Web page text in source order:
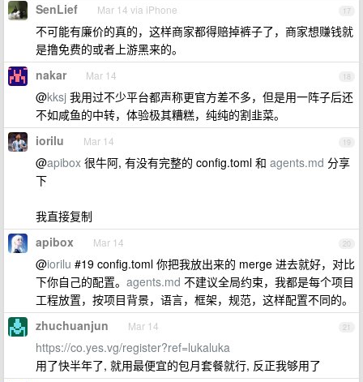
17
SenLief Mar 14 via iPhone
不可能有廉价的真的，这样商家都得赔掉裤子了，商家想赚钱就
是撸免费的或者上游黑来的。
18
nakar Mar 14
@kksj 我用过不少平台都声称更官方差不多，但是用一阵子后还
不如咸鱼的中转，体验极其糟糕，纯纯的割韭菜。
19
iorilu Mar 14
@apibox 很牛阿, 有没有完整的 config.toml 和 agents.md 分享
下
我直接复制
20
apibox Mar 14
@iorilu #19 config.toml 你把我放出来的 merge 进去就好，对比
下你自己的配置。 agents.md 不建议全局约束，我都是每个项目
工程放置，按项目背景，语言，框架，规范，这样配置不同的。
21
zhuchuanjun Mar 14
https://co.yes.vg/register?ref=lukaluka
用了快半年了, 就用最便宜的包月套餐就行, 反正我够用了